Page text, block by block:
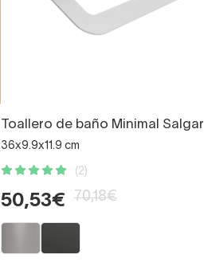
Toallero de baño Minimal Salgar
36x9.9x11.9 cm
(2)
50,53€ 70,18€